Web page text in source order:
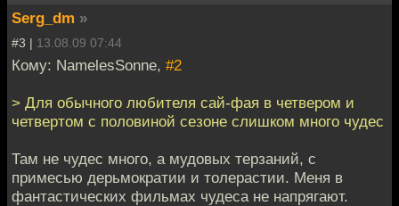
Serg_dm »
#3 | 13.08.09 07:44
Кому: NamelesSonne, #2
> Для обычного любителя сай-фая в четвером и
четвертом с половиной сезоне слишком много чудес
Там не чудес много, а мудовых терзаний, с
примесью дерьмократии и толерастии. Меня в
фантастических фильмах чудеса не напрягают.